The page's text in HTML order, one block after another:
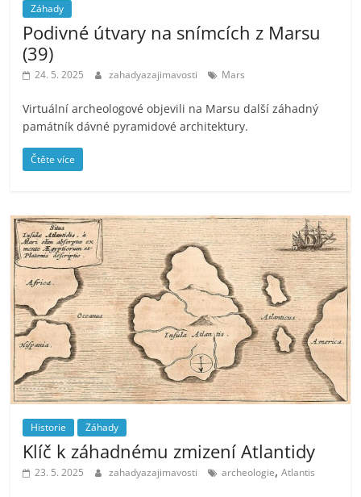
Záhady
Podivné útvary na snímcích z Marsu
(39)
24. 5. 2025 zahadyazajimavosti Mars
Virtuální archeologové objevili na Marsu další záhadný
památník dávné pyramidové architektury.
Čtěte více
Historie Záhady
Klíč k záhadnému zmizení Atlantidy
23. 5. 2025 zahadyazajimavosti archeologie,Atlantis